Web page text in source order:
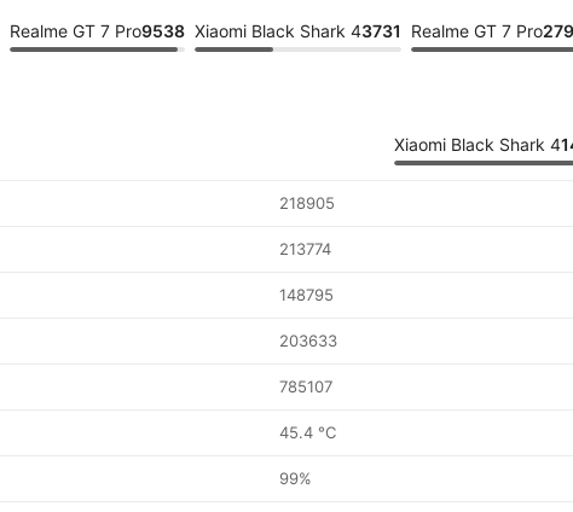
Realme GT 7 Pro9538 Xiaomi Black Shark 43731 Realme GT 7 Pro
Xiaomi Black Shark 4
218905
213774
148795
203633
785107
45.4 °C
99%